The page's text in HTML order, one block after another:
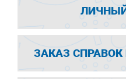
ЗАКАЗ